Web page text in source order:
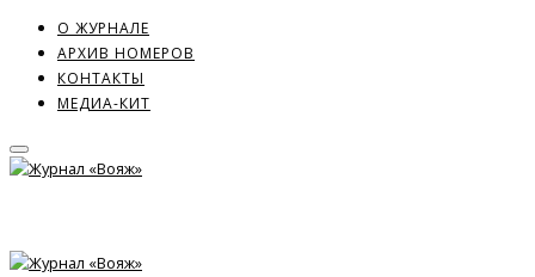
О ЖУРНАЛЕ
АРХИВ НОМЕРОВ
КОНТАКТЫ
МЕДИА-КИТ